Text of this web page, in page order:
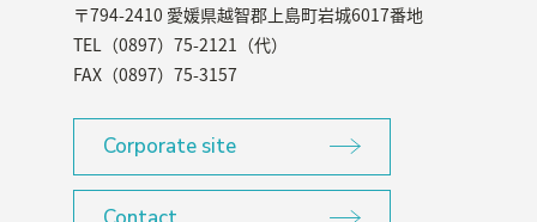
〒794-2410 愛媛県越智郡上島町岩城6017番地
TEL（0897）75-2121（代）
FAX（0897）75-3157
Corporate site